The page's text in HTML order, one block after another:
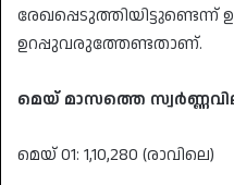
ഉറപ്പുവരുത്തേണ്ടതാണ്.
മെയ് മാസത്തെ
മെയ് 01: 1,10,280 (രാവിലെ)